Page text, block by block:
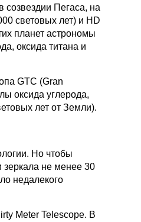
созвездии Пегаса, на
световых лет) и HD
планет астрономы
оксида титана и
GTC (Gran
оксида углерода,
лет от Земли).
Но чтобы
не менее 30
недалекого
Meter Telescope. В